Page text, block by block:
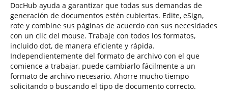
DocHub ayuda a garantizar que todas sus demandas de
generación de documentos estén cubiertas. Edite, eSign,
rote y combine sus páginas de acuerdo con sus necesidades
con un clic del mouse. Trabaje con todos los formatos,
incluido dot, de manera eficiente y rápida.
Independientemente del formato de archivo con el que
comience a trabajar, puede cambiarlo fácilmente a un
formato de archivo necesario. Ahorre mucho tiempo
solicitando o buscando el tipo de documento correcto.